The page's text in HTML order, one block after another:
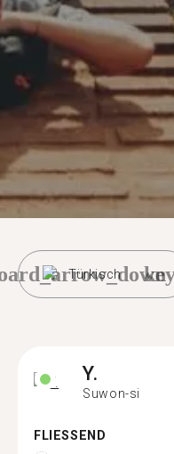
Türkisch
Y.
Suwon-si
FLIESSEND